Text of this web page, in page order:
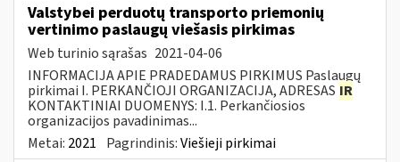
Valstybei perduotų transporto priemonių
vertinimo paslaugų viešasis pirkimas
Web turinio sąrašas 2021-04-06
INFORMACIJA APIE PRADEDAMUS PIRKIMUS Paslaugų
pirkimai I. PERKANČIOJI ORGANIZACIJA, ADRESAS IR
KONTAKTINIAI DUOMENYS: I.1. Perkančiosios
organizacijos pavadinimas...
Metai: 2021 Pagrindinis:Viešieji pirkimai